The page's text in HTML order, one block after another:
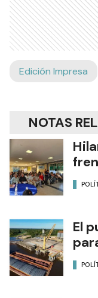
Edición Impresa
NOTAS
El